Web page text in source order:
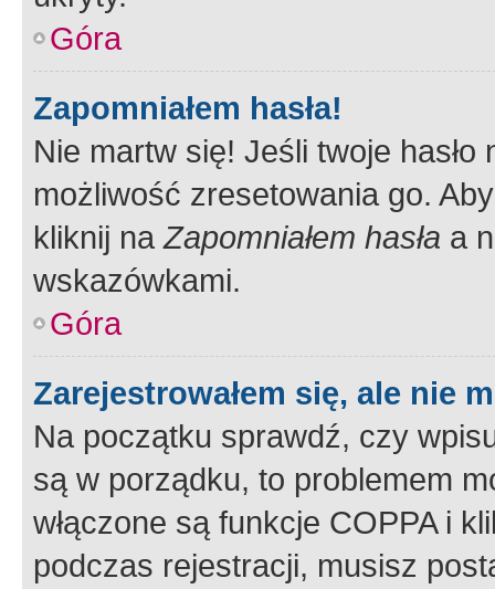
Góra
Zapomniałem hasła!
Nie martw się! Jeśli twoje
możliwość zresetowania go.
kliknij naZapomniałem hasła a
wskazówkami.
Góra
Zarejestrowałem się, ale nie
Na początku sprawdź, czy
są w porządku, to problemem
włączone są funkcje COPPA i
podczas rejestracji, musisz